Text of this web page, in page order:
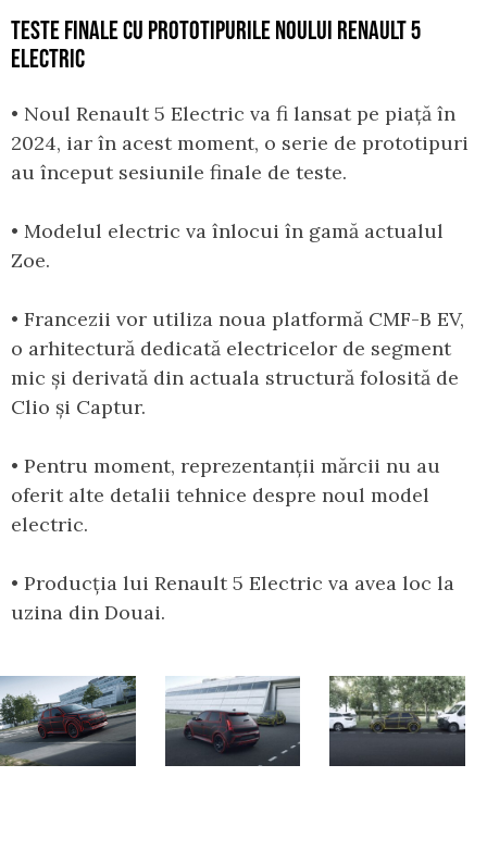
TESTE FINALE CU PROTOTIPURILE NOULUI RENAULT 5
ELECTRIC
• Noul Renault 5 Electric va fi lansat pe piață în
2024, iar în acest moment, o serie de prototipuri
au început sesiunile finale de teste.
• Modelul electric va înlocui în gamă actualul
Zoe.
• Francezii vor utiliza noua platformă CMF-B EV,
o arhitectură dedicată electricelor de segment
mic și derivată din actuala structură folosită de
Clio și Captur.
• Pentru moment, reprezentanții mărcii nu au
oferit alte detalii tehnice despre noul model
electric.
• Producția lui Renault 5 Electric va avea loc la
uzina din Douai.